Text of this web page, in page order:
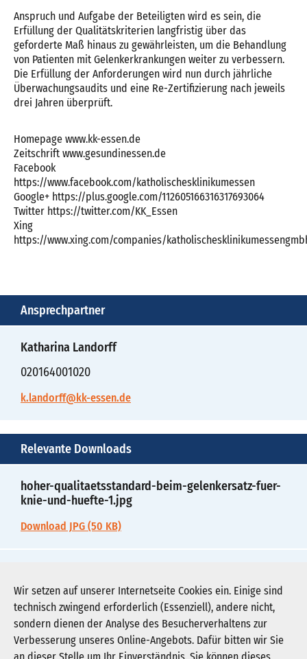
Wir setzen auf unserer Internetseite Cookies ein. Einige sind
technisch zwingend erforderlich (Essenziell), andere nicht,
sondern dienen der Analyse des Besucherverhaltens zur
Verbesserung unseres Online-Angebots. Dafür bitten wir Sie
Anspruch und Aufgabe der Beteiligten wird es sein, die
Erfüllung der Qualitätskriterien langfristig über das
geforderte Maß hinaus zu gewährleisten, um die Behandlung
von Patienten mit Gelenkerkrankungen weiter zu verbessern.
Die Erfüllung der Anforderungen wird nun durch jährliche
Überwachungsaudits und eine Re-Zertifizierung nach jeweils
drei Jahren überprüft.
Homepage www.kk-essen.de
Zeitschrift www.gesundinessen.de
Facebook
https://www.facebook.com/katholischesklinikumessen
Google+ https://plus.google.com/112605166316317693064
Twitter https://twitter.com/KK_Essen
Xing
https://www.xing.com/companies/
Ansprechpartner
Katharina Landorff
020164001020
k.landorff@kk-essen.de
Relevante Downloads
hoher-qualitaetsstandard-beim-gelenkersatz-fuer-
knie-und-huefte-1.jpg
Download JPG (50 KB)
knie-und-huefte-2.pdf
Download PDF (41 KB)